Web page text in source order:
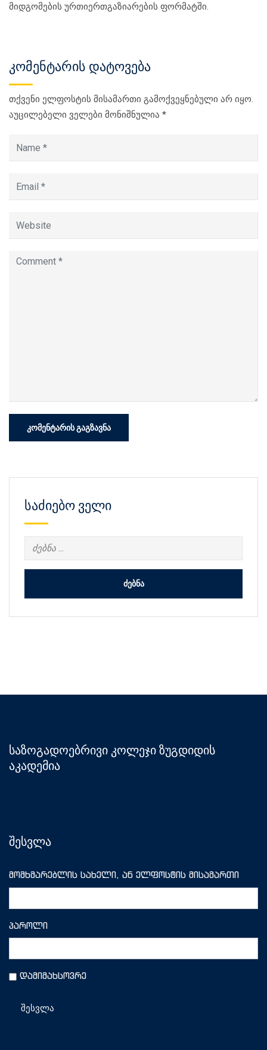
მიდგომების ურთიერთგაზიარების ფორმატში.
კომენტარის დატოვება
თქვენი ელფოსტის მისამართი გამოქვეყნებული არ იყო.
აუცილებელი ველები მონიშნულია *
საძიებო ველი
ძებნა:
საზოგადოებრივი კოლეჯი ზუგდიდის
აკადემია
შესვლა
მომხმარებლის სახელი, ან ელფოსტის მისამართი
პაროლი
დამიმახსოვრე
შესვლა